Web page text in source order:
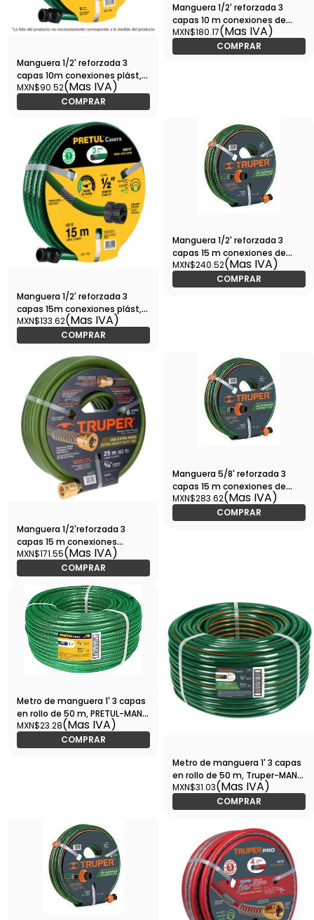
Manguera 1/2' reforzada 3
capas 10m conexiones plást,
PRETUL-MAN-10X1/2PR / 25016
MXN$90.52(Mas IVA)
COMPRAR
Manguera 1/2' reforzada 3
capas 10 m conexiones de
metal-MAN-10X1/2R / 16030
MXN$180.17(Mas IVA)
COMPRAR
Manguera 1/2' reforzada 3
capas 15m conexiones plást,
PRETUL-MAN-15X1/2PR / 25017
MXN$133.62(Mas IVA)
COMPRAR
Manguera 1/2' reforzada 3
capas 15 m conexiones de
metal-MAN-15X1/2R / 16031
MXN$240.52(Mas IVA)
COMPRAR
Manguera 1/2'reforzada 3
capas 15 m conexiones
plásticas-MAN-15X1/2RE /
MXN$171.55(Mas IVA)
COMPRAR
Manguera 5/8' reforzada 3
capas 15 m conexiones de
metal - 16036 - MAN-15X5/8R -
Caja con 5 Pieza – Master 0
MXN$283.62(Mas IVA)
COMPRAR
Metro de manguera 1' 3 capas
en rollo de 50 m, PRETUL-MAN-
1PR / 20601
MXN$23.28(Mas IVA)
COMPRAR
Metro de manguera 1' 3 capas
en rollo de 50 m, Truper-MAN-
1R / 19875
MXN$31.03(Mas IVA)
COMPRAR